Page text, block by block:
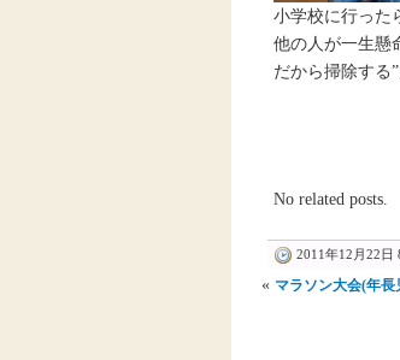
小学校に行った
他の人が一生懸
だから掃除する
No related posts.
2011年12月22日
« マラソン大会(年長